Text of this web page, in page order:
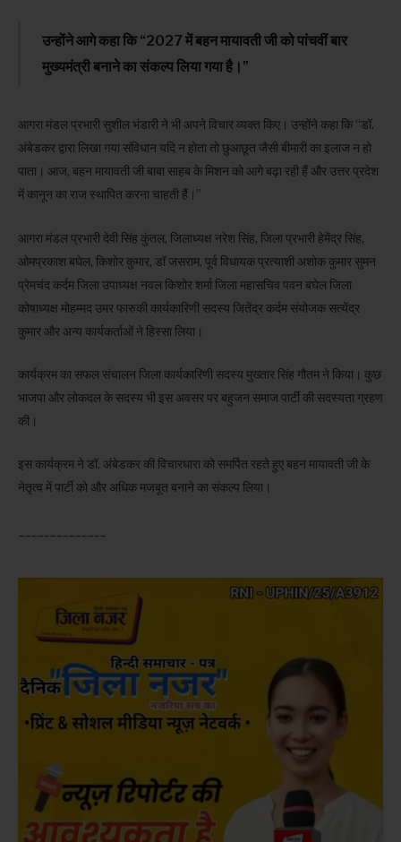
उन्होंने आगे कहा कि “2027 में बहन मायावती जी को पांचवीं बार
मुख्यमंत्री बनाने का संकल्प लिया गया है।”
आगरा मंडल प्रभारी सुशील भंडारी ने भी अपने विचार व्यक्त किए। उन्होंने कहा कि “डॉ.
अंबेडकर द्वारा लिखा गया संविधान यदि न होता तो छुआछूत जैसी बीमारी का इलाज न हो
पाता। आज, बहन मायावती जी बाबा साहब के मिशन को आगे बढ़ा रही हैं और उत्तर प्रदेश
में कानून का राज स्थापित करना चाहती हैं।”
आगरा मंडल प्रभारी देवी सिंह कुंतल, जिलाध्यक्ष नरेश सिंह, जिला प्रभारी हेमेंद्र सिंह,
ओमप्रकाश बघेल, किशोर कुमार, डॉ जसराम, पूर्व विधायक प्रत्याशी अशोक कुमार सुमन
प्रेमचंद कर्दम जिला उपाध्यक्ष नवल किशोर शर्मा जिला महासचिव पवन बघेल जिला
कोषाध्यक्ष मोहम्मद उमर फारुकी कार्यकारिणी सदस्य जितेंद्र कर्दम संयोजक सत्येंद्र
कुमार और अन्य कार्यकर्ताओं ने हिस्सा लिया।
कार्यक्रम का सफल संचालन जिला कार्यकारिणी सदस्य मुख्तार सिंह गौतम ने किया। कुछ
भाजपा और लोकदल के सदस्य भी इस अवसर पर बहुजन समाज पार्टी की सदस्यता ग्रहण
की।
इस कार्यक्रम ने डॉ. अंबेडकर की विचारधारा को समर्पित रहते हुए बहन मायावती जी के
नेतृत्व में पार्टी को और अधिक मजबूत बनाने का संकल्प लिया।